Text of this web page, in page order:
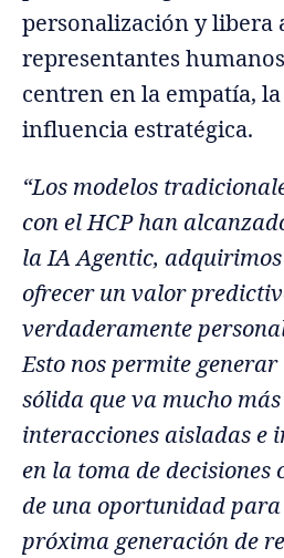
personalización y libera
representantes
centren en la empatía,
influencia estratégica.
“Los modelos
con el HCP han
la IA Agentic,
ofrecer un valor
verdaderamente
Esto nos permite
sólida que va mucho
interacciones aisladas e
en la toma de decisiones
de una oportunidad
próxima generación de